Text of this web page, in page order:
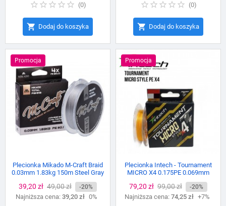
(0)
 Dodaj do koszyka
(0)
 Dodaj do koszyka
Promocja
Plecionka Mikado M-Craft Braid
0.03mm 1.83kg 150m Steel Gray
Cena
39,20 zł Cena
podstawowa
49,00 zł -20%
Najniższa cena: 39,20 zł 0%
Promocja
Plecionka Intech - Tournament
MICRO X4 0.175PE 0.069mm
Cena
79,20 zł Cena
podstawowa
99,00 zł -20%
Najniższa cena: 74,25 zł +7%